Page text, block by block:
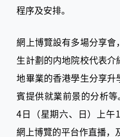
程序及安排。
網上博覽設有多場分享會
生計劃的内地院校代表介
地畢業的香港學生分享升
賓提供就業前景的分析
4日（星期六、日）上午
網上博覽的平台作直播，